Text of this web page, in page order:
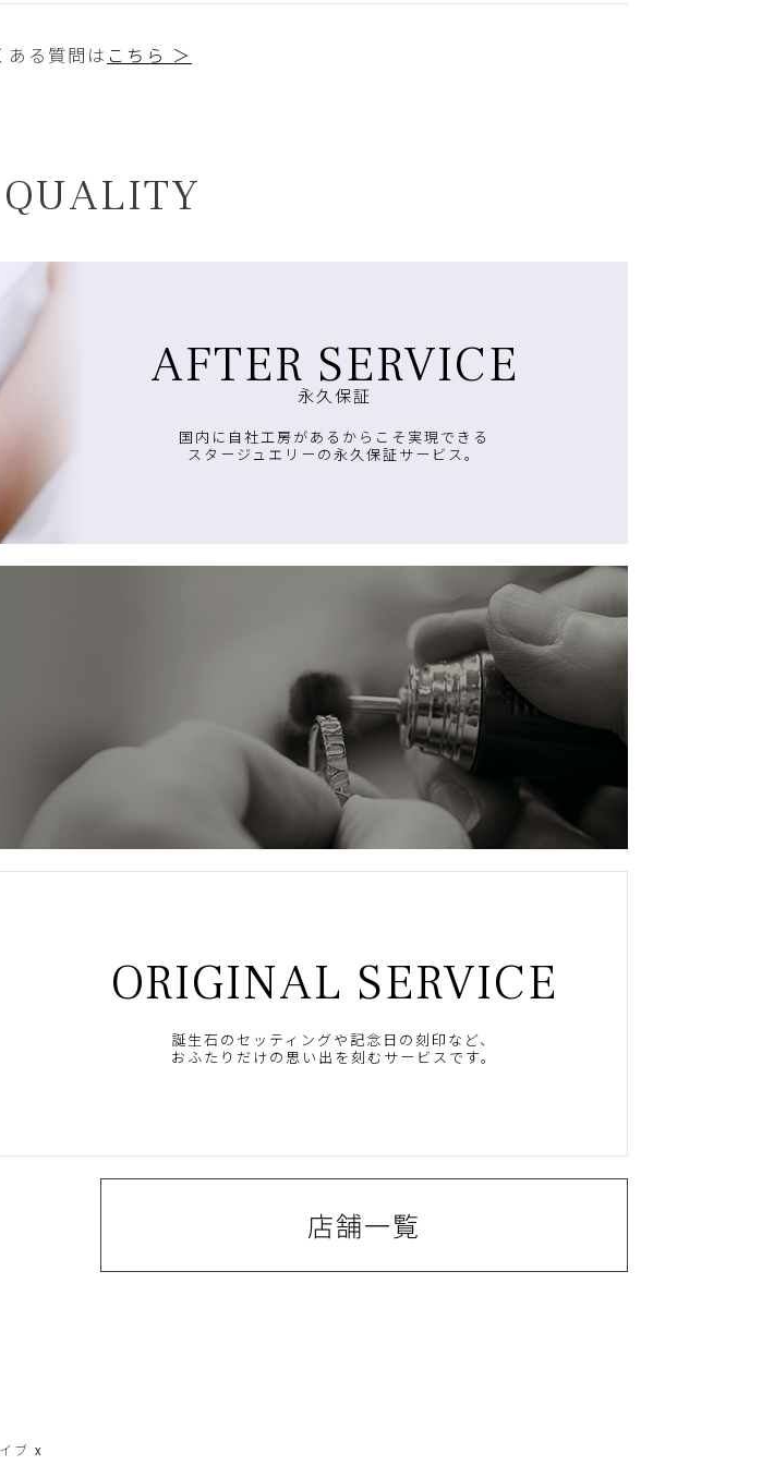
ある質問は こちら ＞
AFTER SERVICE
永久保証
国内に自社工房があるからこそ実現できる
スタージュエリーの永久保証サービス。
ORIGINAL SERVICE
誕生石のセッティングや記念日の刻印など、
おふたりだけの思い出を刻むサービスです。
店舗一覧
ブ x